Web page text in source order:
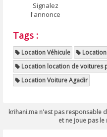
Signalez
l'annonce
Tags :
Location Véhicule
Location location de voitures
Location Voiture Agadir
krihani.ma n'est pas responsable
et ne joue pas